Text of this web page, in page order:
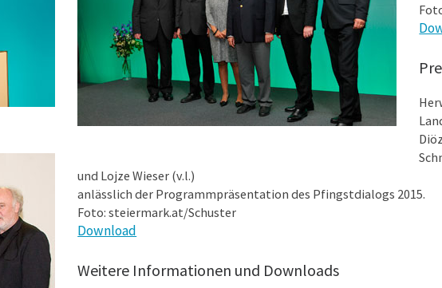
und Lojze Wieser (v.l.)
anlässlich der Programmpräsentation des Pfingstdialogs 2015.
Foto: steiermark.at/Schuster
Download
Weitere Informationen und Downloads